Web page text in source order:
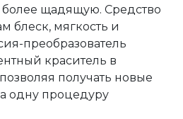
щадящую. Средство
блеск, мягкость и
преобразователь
краситель в
получать новые
одну процедуру